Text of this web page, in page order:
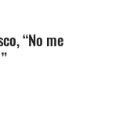
“No me